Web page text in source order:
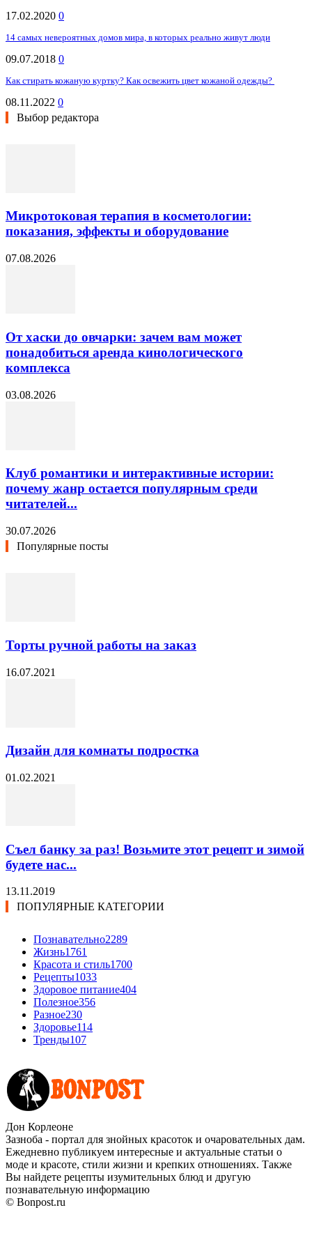
17.02.2020 0
14 самых невероятных домов мира, в которых реально живут люди
09.07.2018 0
Как стирать кожаную куртку? Как освежить цвет кожаной одежды?
08.11.2022 0
Выбор редактора
Микротоковая терапия в косметологии:
показания, эффекты и оборудование
07.08.2026
От хаски до овчарки: зачем вам может
понадобиться аренда кинологического
комплекса
03.08.2026
Клуб романтики и интерактивные истории:
почему жанр остается популярным среди
читателей...
30.07.2026
Популярные посты
Торты ручной работы на заказ
16.07.2021
Дизайн для комнаты подростка
01.02.2021
Съел банку за раз! Возьмите этот рецепт и зимой
будете нас...
13.11.2019
ПОПУЛЯРНЫЕ КАТЕГОРИИ
Познавательно2289
Жизнь1761
Красота и стиль1700
Рецепты1033
Здоровое питание404
Полезное356
Разное230
Здоровье114
Тренды107
Дон Корлеоне
Зазноба - портал для знойных красоток и очаровательных дам.
Ежедневно публикуем интересные и актуальные статьи о
моде и красоте, стили жизни и крепких отношениях. Также
Вы найдете рецепты изумительных блюд и другую
познавательную информацию
© Bonpost.ru